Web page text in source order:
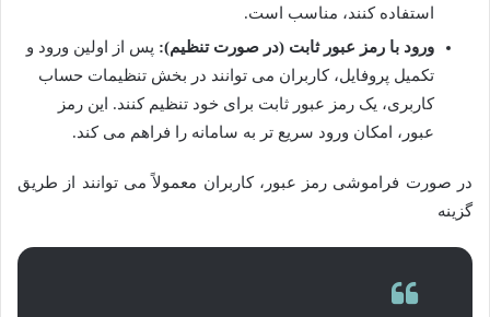
استفاده کنند، مناسب است.
ورود با رمز عبور ثابت (در صورت تنظیم): پس از اولین ورود و
تکمیل پروفایل، کاربران می توانند در بخش تنظیمات حساب
کاربری، یک رمز عبور ثابت برای خود تنظیم کنند. این رمز
عبور، امکان ورود سریع تر به سامانه را فراهم می کند.
در صورت فراموشی رمز عبور، کاربران معمولاً می توانند از طریق
گزینه